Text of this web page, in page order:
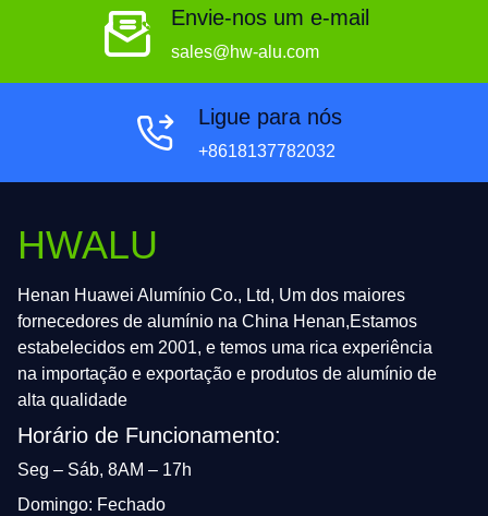
Envie-nos um e-mail
sales@hw-alu.com
Ligue para nós
+8618137782032
HWALU
Henan Huawei Alumínio Co., Ltd, Um dos maiores
fornecedores de alumínio na China Henan,Estamos
estabelecidos em 2001, e temos uma rica experiência
na importação e exportação e produtos de alumínio de
alta qualidade
Horário de Funcionamento:
Seg – Sáb, 8AM – 17h
Domingo: Fechado